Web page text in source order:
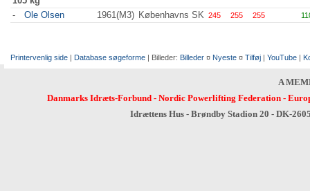
-
Ole Olsen 1961(M3) Københavns SK 245 255 255
Printervenlig side | Database søgeforme | Billeder: Billeder ¤ Nyeste ¤ Tilføj | YouTube |
A
Danmarks Idræts-Forbund- Nordic Powerlifting Federation-
Idrættens Hus - Brøndby Stadion 20 - DK-